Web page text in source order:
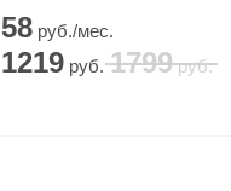
58 руб./мес.
1219 руб. 1799руб.